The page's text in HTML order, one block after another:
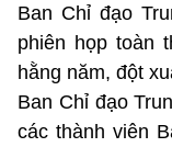
Ban Chỉ đạo
phiên họp toàn
hằng năm, đột
Ban Chỉ đạo
các thành viên